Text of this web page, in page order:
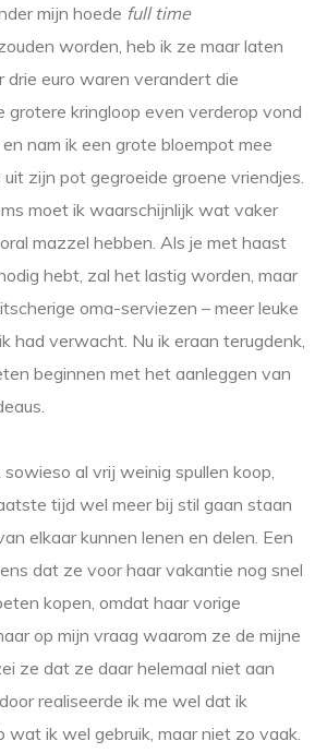
mijn hoede full time
worden, heb ik ze maar laten
drie euro waren verandert die
grotere kringloop even verderop vond
nam ik een grote bloempot mee
zijn pot gegroeide groene vriendjes.
moet ik waarschijnlijk wat vaker
mazzel hebben. Als je met haast
hebt, zal het lastig worden, maar
oma-serviezen – meer leuke
had verwacht. Nu ik eraan terugdenk,
beginnen met het aanleggen van
al vrij weinig spullen koop,
tijd wel meer bij stil gaan staan
elkaar kunnen lenen en delen. Een
dat ze voor haar vakantie nog snel
kopen, omdat haar vorige
op mijn vraag waarom ze de mijne
ze dat ze daar helemaal niet aan
realiseerde ik me wel dat ik
wat ik wel gebruik, maar niet zo vaak.